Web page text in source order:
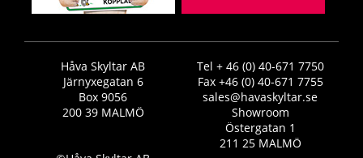
Håva Skyltar AB
Järnyxegatan 6
Box 9056
200 39 MALMÖ
Tel + 46 (0) 40-671 7750
Fax +46 (0) 40-671 7755
sales@havaskyltar.se
Showroom
Östergatan 1
211 25 MALMÖ